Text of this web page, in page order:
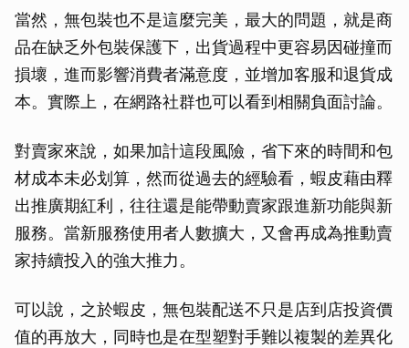
當然，無包裝也不是這麼完美，最大的問題，就是商
品在缺乏外包裝保護下，出貨過程中更容易因碰撞而
損壞，進而影響消費者滿意度，並增加客服和退貨成
本。實際上，在網路社群也可以看到相關負面討論。
對賣家來說，如果加計這段風險，省下來的時間和包
材成本未必划算，然而從過去的經驗看，蝦皮藉由釋
出推廣期紅利，往往還是能帶動賣家跟進新功能與新
服務。當新服務使用者人數擴大，又會再成為推動賣
家持續投入的強大推力。
可以說，之於蝦皮，無包裝配送不只是店到店投資價
值的再放大，同時也是在型塑對手難以複製的差異化